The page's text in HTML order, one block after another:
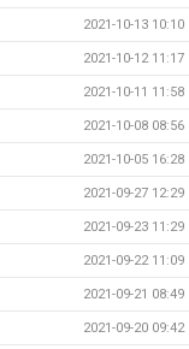
2021-10-13 10:10
2021-10-12 11:17
2021-10-11 11:58
2021-10-08 08:56
2021-10-05 16:28
2021-09-27 12:29
2021-09-23 11:29
2021-09-22 11:09
2021-09-21 08:49
2021-09-20 09:42